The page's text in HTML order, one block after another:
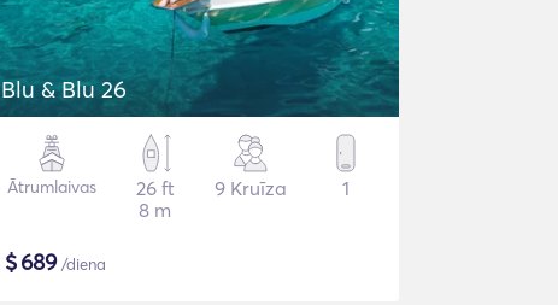
Blu & Blu 26
Ātrumlaivas
26 ft
8 m
9 Kruīza 1
$689/diena